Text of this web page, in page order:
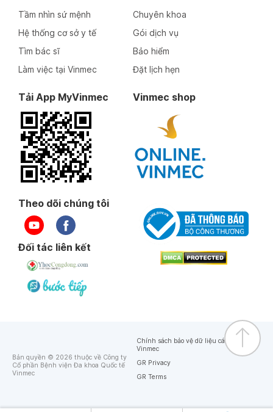
Tầm nhìn sứ mệnh
Hệ thống cơ sở y tế
Tìm bác sĩ
Làm việc tại Vinmec
Chuyên khoa
Gói dịch vụ
Bảo hiểm
Đặt lịch hẹn
Tải App MyVinmec Vinmec shop
Theo dõi chúng tôi
Đối tác liên kết
Bản quyền © 2026 thuộc về Công ty
Cổ phần Bệnh viện Đa khoa Quốc tế
Vinmec
Chính sách bảo vệ dữ liệu cá nhân của
Vinmec
GR Privacy
GR Terms